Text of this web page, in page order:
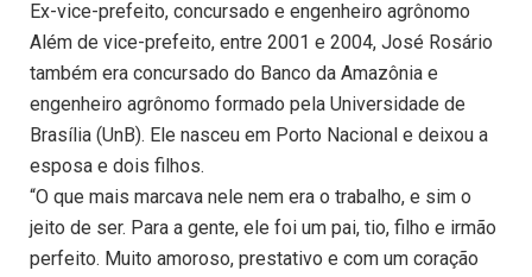
Ex-vice-prefeito, concursado e engenheiro agrônomo
Além de vice-prefeito, entre 2001 e 2004, José Rosário
também era concursado do Banco da Amazônia e
engenheiro agrônomo formado pela Universidade de
Brasília (UnB). Ele nasceu em Porto Nacional e deixou a
esposa e dois filhos.
“O que mais marcava nele nem era o trabalho, e sim o
jeito de ser. Para a gente, ele foi um pai, tio, filho e irmão
perfeito. Muito amoroso, prestativo e com um coração